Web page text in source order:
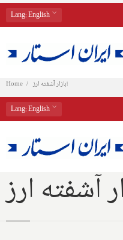
Lang: English
Home بازار آشفته ارز!
Lang: English